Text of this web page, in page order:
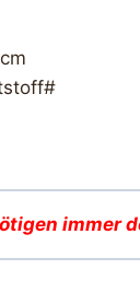
immer